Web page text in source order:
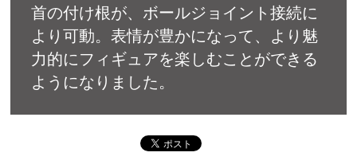
首の付け根が、ボールジョイント接続に
より可動。表情が豊かになって、より魅
力的にフィギュアを楽しむことができる
ようになりました。